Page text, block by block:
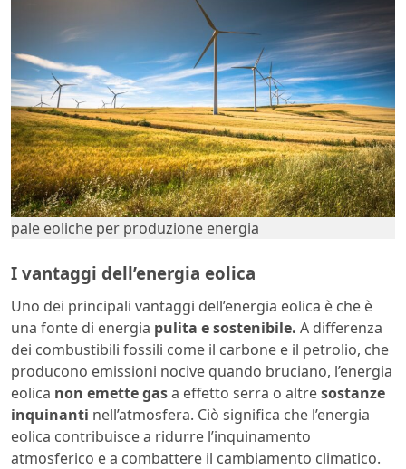
pale eoliche per produzione energia
I vantaggi dell’energia eolica
Uno dei principali vantaggi dell’energia eolica è che è
una fonte di energia pulita e sostenibile. A differenza
dei combustibili fossili come il carbone e il petrolio, che
producono emissioni nocive quando bruciano, l’energia
eolica non emette gasa effetto serra o altresostanze
inquinanti nell’atmosfera. Ciò significa che l’energia
eolica contribuisce a ridurre l’inquinamento
atmosferico e a combattere il cambiamento climatico.